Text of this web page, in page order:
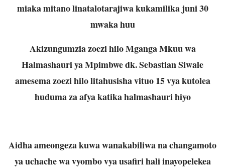
miaka mitano linatalotarajiwa kukamilika juni 30
mwaka huu
Akizungumzia zoezi hilo Mganga Mkuu wa
Halmashauri ya Mpimbwe dk. Sebastian Siwale
amesema zoezi hilo litahusisha vituo 15 vya kutolea
huduma za afya katika halmashauri hiyo
Aidha ameongeza kuwa wanakabiliwa na changamoto
ya uchache wa vyombo vya usafiri hali inayopelekea